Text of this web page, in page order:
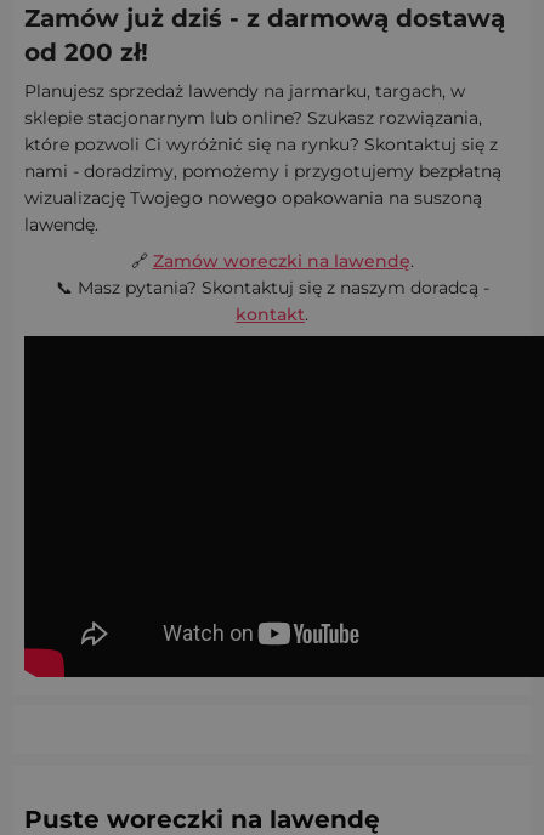
Zamów już dziś - z darmową dostawą
od 200 zł!
Planujesz sprzedaż lawendy na jarmarku, targach, w
sklepie stacjonarnym lub online? Szukasz rozwiązania,
które pozwoli Ci wyróżnić się na rynku? Skontaktuj się z
nami - doradzimy, pomożemy i przygotujemy bezpłatną
wizualizację Twojego nowego opakowania na suszoną
lawendę.
🔗 Zamów woreczki na lawendę.
📞 Masz pytania? Skontaktuj się z naszym doradcą -
kontakt.
Puste woreczki na lawendę